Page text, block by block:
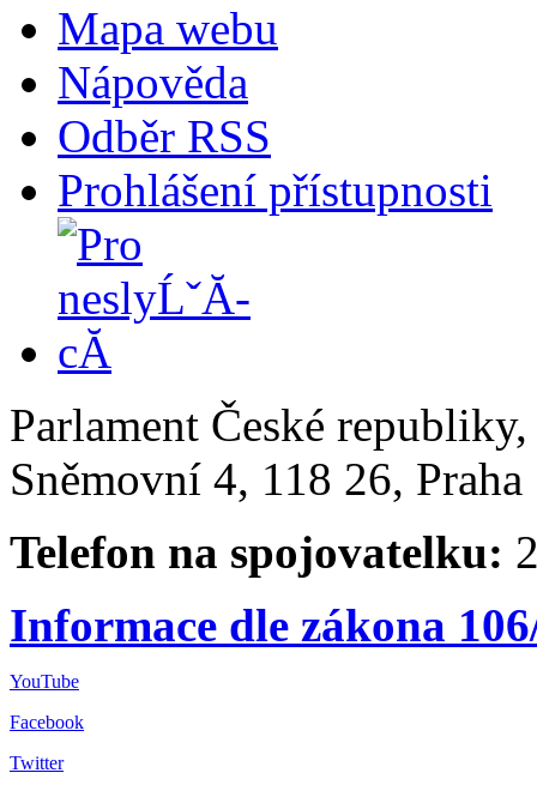
Mapa webu
Nápověda
Odběr RSS
Prohlášení přístupnosti
Parlament České
Sněmovní 4, 118 26,
Telefon na spojovatelku:
Informace dle zákona
YouTube
Facebook
Twitter